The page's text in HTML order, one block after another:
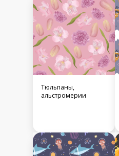
Тюльпаны,
альстромерии